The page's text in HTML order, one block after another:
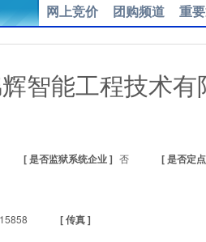
网上竞价 团购频道 重
智能工程技术有
[ 是否监狱系统企业 ] 否 [ 是否定
[ 传真 ]